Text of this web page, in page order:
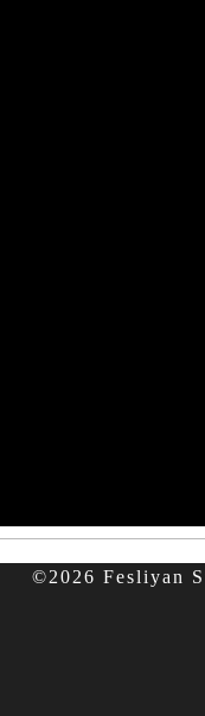
©2026 Fesliyan